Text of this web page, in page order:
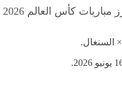
فرنسا مع السنغال في مواجهة منتظرة بشدة من الجماهير حول العالم.
السنغال.